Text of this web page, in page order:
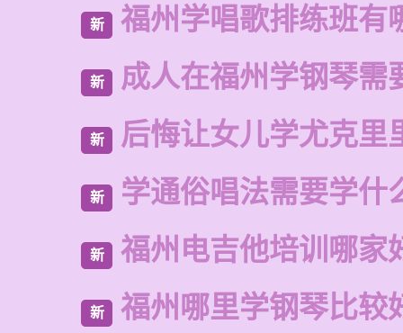
新 福州学唱歌排练班有
新 成人在福州学钢琴需
新 后悔让女儿学尤克里
新 学通俗唱法需要学什
新 福州电吉他培训哪家
新 福州哪里学钢琴比较